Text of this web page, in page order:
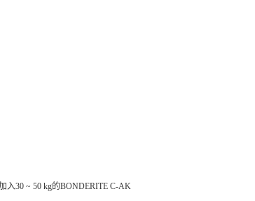
入30 ~ 50 kg的BONDERITE C-AK